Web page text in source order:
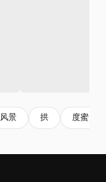
风景 拱 度蜜月